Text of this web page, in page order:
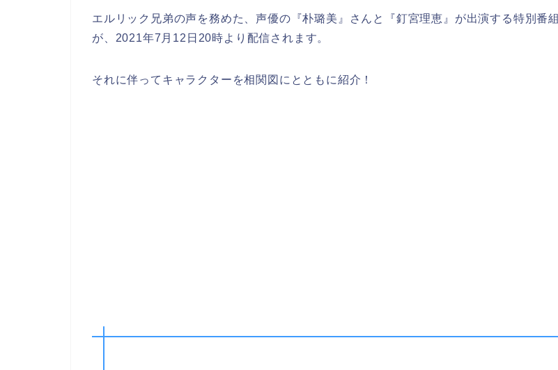
エルリック兄弟の声を務めた、声優の『朴璐美』さんと『釘宮理恵』が出演する特別番組
が、2021年7月12日20時より配信されます。
それに伴ってキャラクターを相関図にとともに紹介！